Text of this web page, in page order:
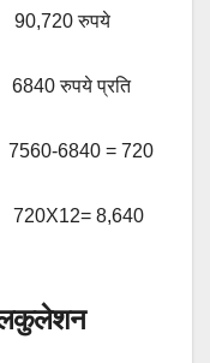
रुपये
रुपये प्रत‍ि
6840 = 720
8,640